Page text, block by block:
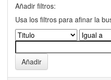
Añadir filtros:
Usa los filtros para afinar la